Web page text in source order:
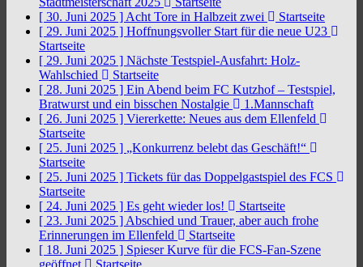
[ 30. Juni 2025 ] Acht Tore in Halbzeit zwei
Startseite
[ 29. Juni 2025 ] Hoffnungsvoller Start für die neue U23
Startseite
[ 29. Juni 2025 ] Nächste Testspiel-Ausfahrt: Holz-
Wahlschied
Startseite
[ 28. Juni 2025 ] Ein Abend beim FC Kutzhof – Testspiel,
Bratwurst und ein bisschen Nostalgie
1.Mannschaft
[ 26. Juni 2025 ] Viererkette: Neues aus dem Ellenfeld
Startseite
[ 25. Juni 2025 ] „Konkurrenz belebt das Geschäft!“
Startseite
[ 25. Juni 2025 ] Tickets für das Doppelgastspiel des FCS
Startseite
[ 24. Juni 2025 ] Es geht wieder los!
Startseite
[ 23. Juni 2025 ] Abschied und Trauer, aber auch frohe
Erinnerungen im Ellenfeld
Startseite
[ 18. Juni 2025 ] Spieser Kurve für die FCS-Fan-Szene
geöffnet
Startseite